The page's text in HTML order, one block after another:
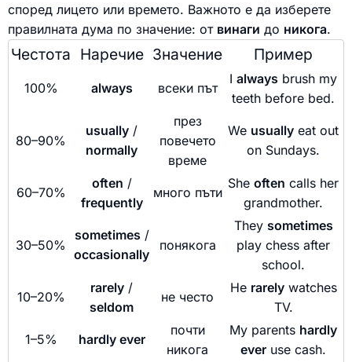
според лицето или времето. Важното е да изберете
правилната дума по значение: от винаги до никога.
Честота Наречие Значение Пример
100% always всеки път
I always brush my
teeth before bed.
80–90%
usually /
normally
през
повечето
време
We usually eat out
on Sundays.
60–70%
often /
frequently
много пъти
She often calls her
grandmother.
30–50%
sometimes /
occasionally
понякога
They sometimes
play chess after
school.
10–20%
rarely /
seldom
не често
He rarelywatches
TV.
1–5% hardly ever
почти
никога
My parents hardly
ever use cash.